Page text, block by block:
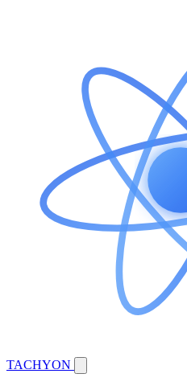
TACHYON